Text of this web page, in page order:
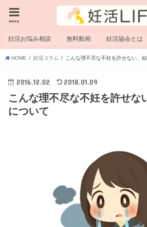
menu
妊活お悩み相談 無料動画 妊活協会とは
HOME 妊活コラム こんな理不尽な不妊を許せない、
2016.12.02 2018.01.09
こんな理不尽な不妊を許せな
について